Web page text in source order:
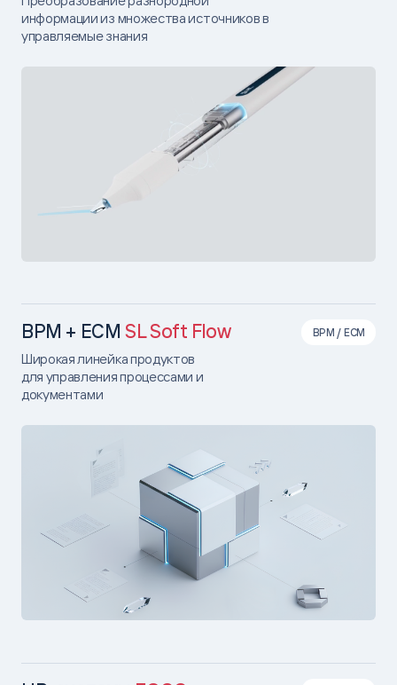
информации из множества источников в
управляемые знания
BPM + ECMSL Soft Flow BPM / ECM
Широкая линейка продуктов
для управления процессами и
документами